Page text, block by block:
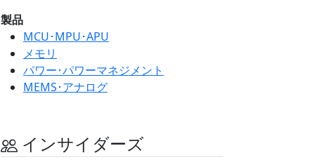
製品
MCU･MPU･APU
メモリ
パワー･パワーマネジメント
MEMS･アナログ
インサイダーズ